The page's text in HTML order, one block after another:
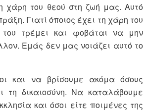
χάρη του θεού στη ζωή μας. Αυτό
Γιατί όποιος έχει τη χάρη του
τρέμει και φοβάται να μην
Εμάς δεν μας νοιάζει αυτό το
και να βρίσουμε ακόμα όσους
τη δικαιοσύνη. Να καταλάβουμε
και όσοι είτε ποιμένες της